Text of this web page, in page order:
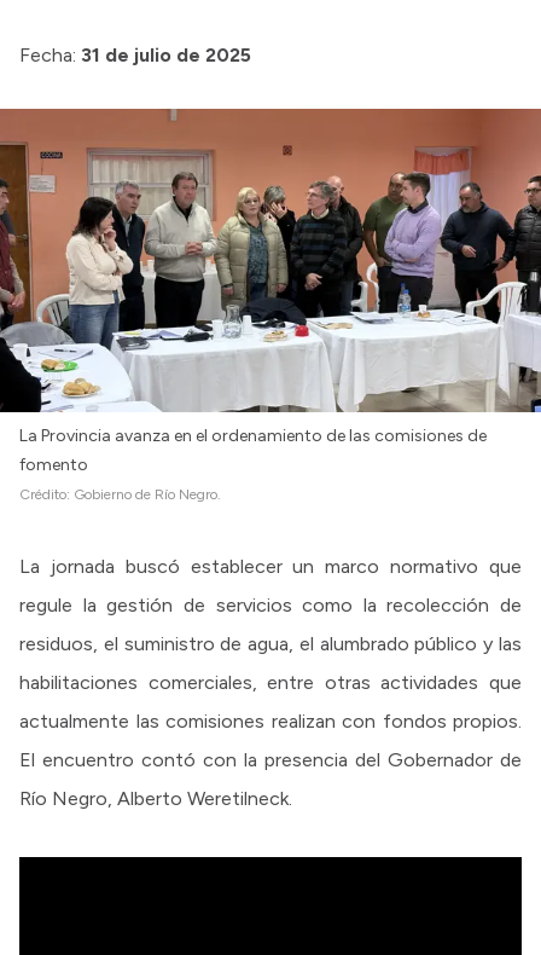
Fecha: 31 de julio de 2025
La Provincia avanza en el ordenamiento de las comisiones de
fomento
Crédito: Gobierno de Río Negro.
La jornada buscó establecer un marco normativo que
regule la gestión de servicios como la recolección de
residuos, el suministro de agua, el alumbrado público y las
habilitaciones comerciales, entre otras actividades que
actualmente las comisiones realizan con fondos propios.
El encuentro contó con la presencia del Gobernador de
Río Negro, Alberto Weretilneck.